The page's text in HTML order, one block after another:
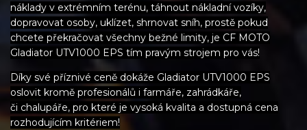
náklady v extrémním terénu, táhnout nákladní vozíky,
dopravovat osoby, uklízet, shrnovat sníh, prostě pokud
chcete překračovat všechny bežné limity, je CF MOTO
Gladiator UTV1000 EPS tím pravým strojem pro vás!
Díky své příznivé ceně dokáže Gladiator UTV1000 EPS
oslovit kromě profesionálů i farmáře, zahrádkáře,
či chalupáře, pro které je vysoká kvalita a dostupná cena
rozhodujícím kritériem!